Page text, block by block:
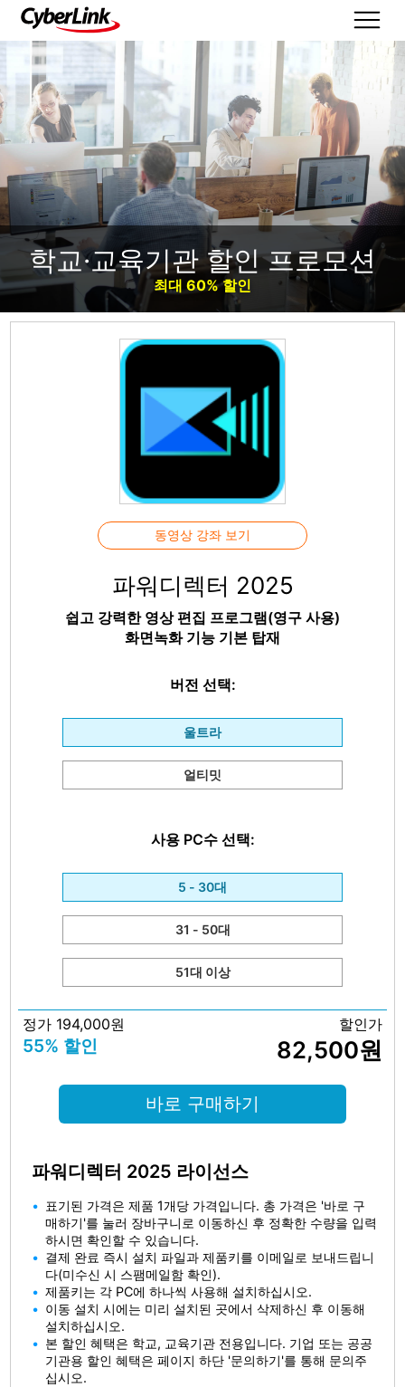
학교·교육기관 할인 프로모션
최대 60% 할인
동영상 강좌 보기
파워디렉터 2025
쉽고 강력한 영상 편집 프로그램(영구 사용)
화면녹화 기능 기본 탑재
버전 선택:
울트라
얼티밋
사용 PC수 선택:
5 - 30대
31 - 50대
51대 이상
정가 194,000원
55% 할인
할인가
82,500원
바로 구매하기
파워디렉터 2025 라이선스
표기된 가격은 제품 1개당 가격입니다. 총 가격은 '바로 구
매하기'를 눌러 장바구니로 이동하신 후 정확한 수량을 입력
하시면 확인할 수 있습니다.
결제 완료 즉시 설치 파일과 제품키를 이메일로 보내드립니
다(미수신 시 스팸메일함 확인).
제품키는 각 PC에 하나씩 사용해 설치하십시오.
이동 설치 시에는 미리 설치된 곳에서 삭제하신 후 이동해
설치하십시오.
본 할인 혜택은 학교, 교육기관 전용입니다. 기업 또는 공공
기관용 할인 혜택은 페이지 하단 '문의하기'를 통해 문의주
십시오.